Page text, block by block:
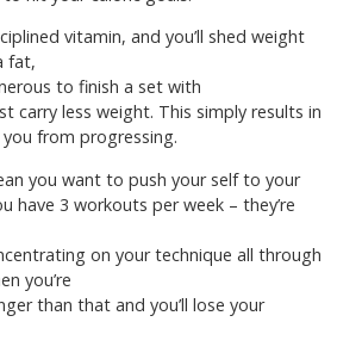
vitamin, and you’ll shed weight
fat,
to finish a set with
carry less weight. This simply results in
from progressing.
you want to push your self to your
have 3 workouts per week – they’re
on your technique all through
you’re
than that and you’ll lose your